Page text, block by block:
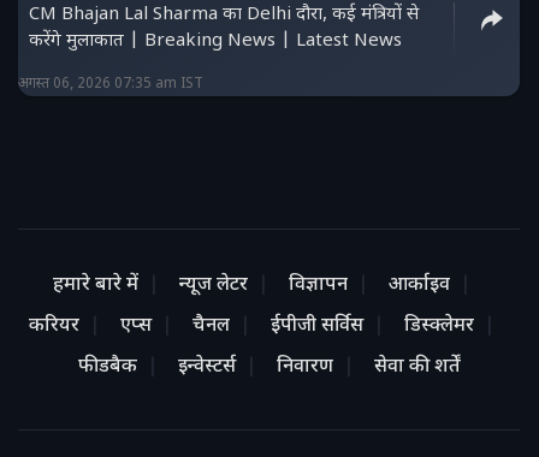
CM Bhajan Lal Sharma का Delhi दौरा, कई मंत्रियों से
करेंगे मुलाकात | Breaking News | Latest News
अगस्त 06, 2026 07:35 am IST
हमारे बारे में न्यूज लेटर विज्ञापन
आर्काइव
करियर
एप्स चैनल ईपीजी सर्विस
डिस्क्लेमर
फीडबैक
इन्वेस्टर्स निवारण सेवा की शर्तें